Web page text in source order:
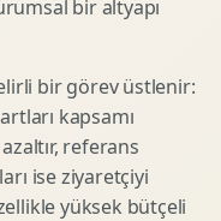
bir altyapı
bir görev üstlenir:
kapsamı
referans
ise ziyaretçiyi
yüksek bütçeli